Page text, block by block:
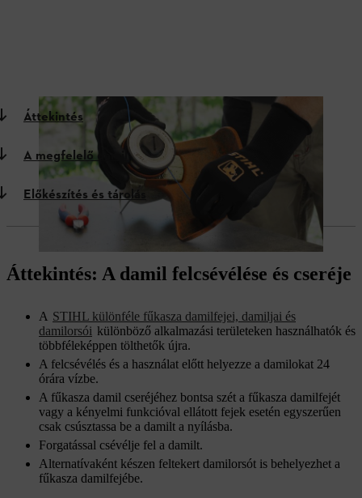
Áttekintés
A megfelelő damil
Előkészítés és tárolás
Áttekintés: A damil felcsévélése és cseréje
A STIHL különféle fűkasza damilfejei, damiljai és
damilorsói különböző alkalmazási területeken használhatók és
többféleképpen tölthetők újra.
A felcsévélés és a használat előtt helyezze a damilokat 24
órára vízbe.
A fűkasza damil cseréjéhez bontsa szét a fűkasza damilfejét
vagy a kényelmi funkcióval ellátott fejek esetén egyszerűen
csak csúsztassa be a damilt a nyílásba.
Forgatással csévélje fel a damilt.
Alternatívaként készen feltekert damilorsót is behelyezhet a
fűkasza damilfejébe.